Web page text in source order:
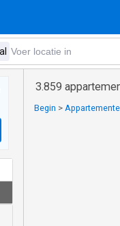
3.859
Begin >